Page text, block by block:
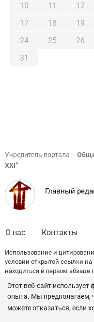
10
11 12
17
18 19
24
25 26
31
Учредитель портала –
XXI”
Главный
О нас Контакты
Использование и
условии открытой ссылки
находиться в первом
© 2022 — All Rights
Этот веб-сайт
опыта. Мы предполагаем,
можете отказаться, если